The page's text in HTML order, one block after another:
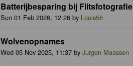
Batterijbesparing bij Flitsfotografie
Sun 01 Feb 2026, 12:26 by Louis56
Wolvenopnames
Wed 05 Nov 2025, 11:37 by Jurgen Maassen